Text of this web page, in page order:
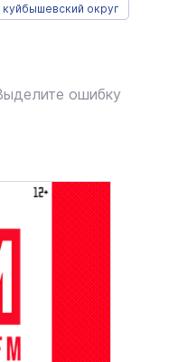
куйбышевский округ
ошибку